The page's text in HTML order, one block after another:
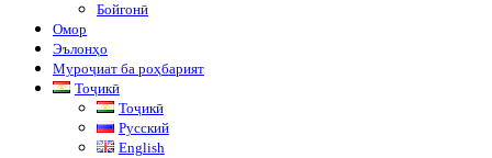
Бойгонӣ
Омор
Эълонҳо
Муроҷиат ба роҳбарият
Тоҷикӣ
Тоҷикӣ
Русский
English